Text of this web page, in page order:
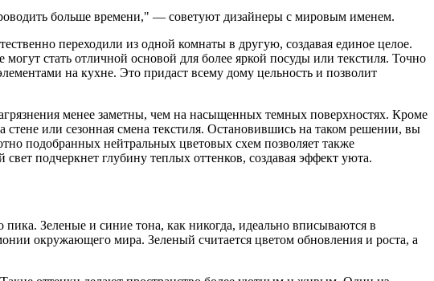
больше времени," — советуют дизайнеры с мировым именем.
переходили из одной комнаты в другую, создавая единое целое.
стать отличной основой для более яркой посуды или текстиля. Точно
на кухне. Это придаст всему дому цельность и позволит
менее заметны, чем на насыщенных темных поверхностях. Кроме
или сезонная смена текстиля. Остановившись на таком решении, вы
подобранных нейтральных цветовых схем позволяет также
подчеркнет глубину теплых оттенков, создавая эффект уюта.
Зеленые и синие тона, как никогда, идеально вписываются в
окружающего мира. Зеленый считается цветом обновления и роста, а